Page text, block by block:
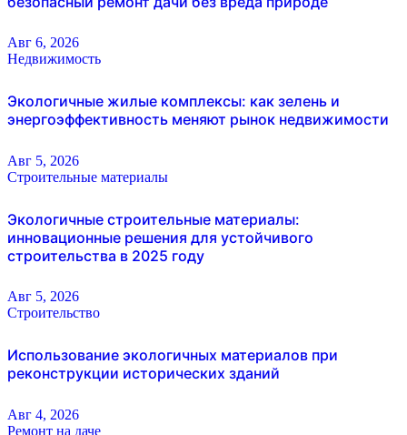
Авг 6, 2026
Недвижимость
Экологичные жилые комплексы: как зелень и
энергоэффективность меняют рынок недвижимости
Авг 5, 2026
Строительные материалы
Экологичные строительные материалы:
инновационные решения для устойчивого
строительства в 2025 году
Авг 5, 2026
Строительство
Использование экологичных материалов при
реконструкции исторических зданий
Авг 4, 2026
Ремонт на даче